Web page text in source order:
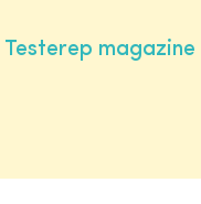
Testerep magazine